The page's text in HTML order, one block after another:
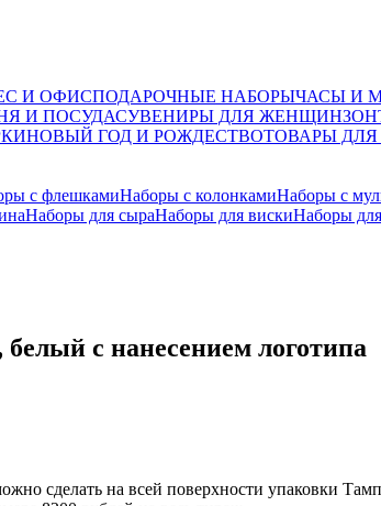
И ОФИСПОДАРОЧНЫЕ НАБОРЫЧАСЫ И
И ПОСУДАСУВЕНИРЫ ДЛЯ ЖЕНЩИН
НОВЫЙ ГОД И РОЖДЕСТВОТОВАРЫ ДЛЯ
с флешкамиНаборы с колонкамиНаборы с
Наборы для сыраНаборы для вискиНаборы
с нанесением логотипа
сделать на всей поверхности упаковки